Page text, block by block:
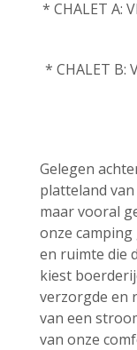
* CHALET A:
* CHALET B:
Gelegen
platteland
maar vooral
onze
en ruimte die
kiest
verzorgde en
van een
van onze